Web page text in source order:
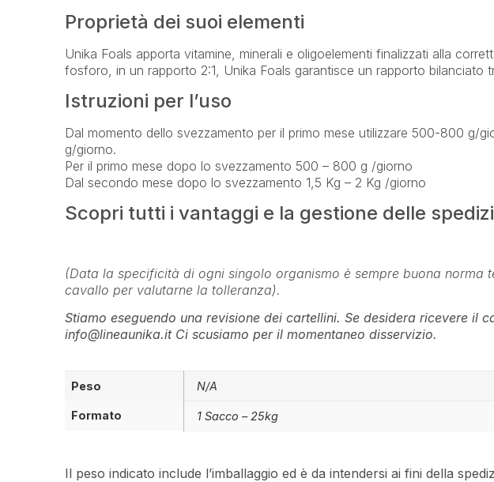
Proprietà dei suoi elementi
Unika Foals apporta vitamine, minerali e oligoelementi finalizzati alla
fosforo, in un rapporto 2:1, Unika Foals garantisce un rapporto bilanciato
Istruzioni per l’uso
Dal momento dello svezzamento per il primo mese utilizzare 500-800 g/
g/giorno.
Per il primo mese dopo lo svezzamento 500 – 800 g /giorno
Dal secondo mese dopo lo svezzamento 1,5 Kg – 2 Kg /giorno
Scopri tutti i vantaggi e la gestione delle
(Data la specificità di ogni singolo organismo è sempre buona
cavallo per valutarne la tolleranza).
Stiamo eseguendo una revisione dei cartellini. Se desidera ricevere
info@lineaunika.it Ci scusiamo per il momentaneo disservizio.
Peso N/A
Formato 1 Sacco – 25kg
Il peso indicato include l’imballaggio ed è da intendersi ai fini della